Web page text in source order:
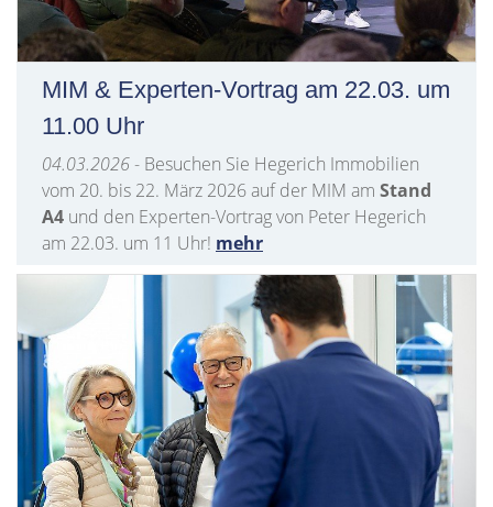
MIM & Experten-Vortrag am 22.03. um
11.00 Uhr
04.03.2026- Besuchen Sie Hegerich Immobilien
vom 20. bis 22. März 2026 auf der MIM am Stand
A4 und den Experten-Vortrag von Peter Hegerich
am 22.03. um 11 Uhr! mehr